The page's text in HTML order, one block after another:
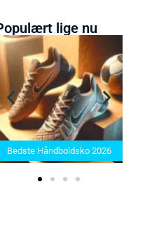
lige nu
Bedste Håndboldsko 2026